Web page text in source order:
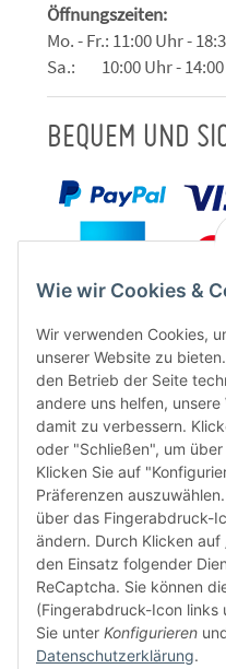
Öffnungszeiten:
Mo. - Fr.: 11:00 Uhr -
Sa.: 10:00 Uhr -
BEQUEM UND
FÜR EUCH
Wie wir Cookies &
Wir verwenden Cookies,
unserer Website zu
den Betrieb der Seite
andere uns helfen,
damit zu verbessern.
oder "Schließen", um
Klicken Sie auf
Präferenzen
über das Fingerabdruck-
ändern. Durch Klicken auf
den Einsatz folgender
ReCaptcha. Sie können
(Fingerabdruck-Icon links
Sie unter Konfigurieren
Datenschutzerklärung.